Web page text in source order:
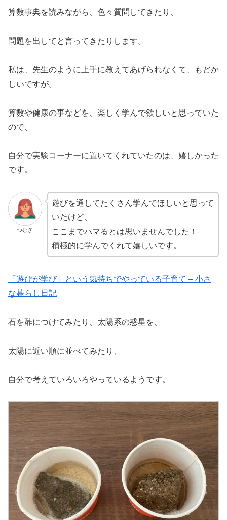
算数事典を読みながら、色々質問してきたり、
問題を出してと言ってきたりします。
私は、先生のように上手に教えてあげられなくて、もどか
しいですが。
算数や健康の事などを、楽しく学んで欲しいと思っていた
ので、
自分で実験コーナーに置いてくれていたのは、嬉しかった
です。
つむぎ
遊びを通してたくさん学んでほしいと思って
いたけど、
ここまでハマるとは思いませんでした！
積極的に学んでくれて嬉しいです。
「遊びが学び」という気持ちでやっている子育て – 小さ
な暮らし日記
石を酢につけてみたり、太陽系の惑星を、
太陽に近い順に並べてみたり、
自分で考えていろいろやっているようです。